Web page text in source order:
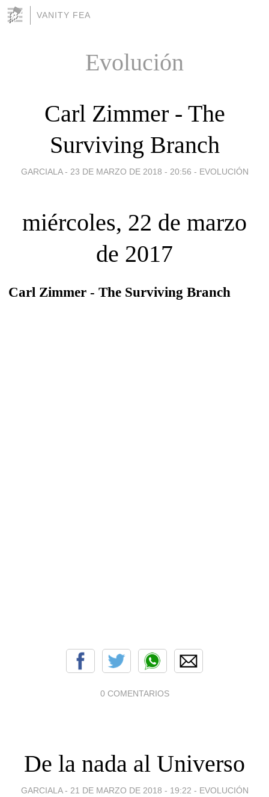
VANITY FEA
Evolución
Carl Zimmer - The
Surviving Branch
GARCIALA - 23 DE MARZO DE 2018 - 20:56 - EVOLUCIÓN
miércoles, 22 de marzo
de 2017
Carl Zimmer - The Surviving Branch
0 COMENTARIOS
De la nada al Universo
GARCIALA - 21 DE MARZO DE 2018 - 19:22 - EVOLUCIÓN